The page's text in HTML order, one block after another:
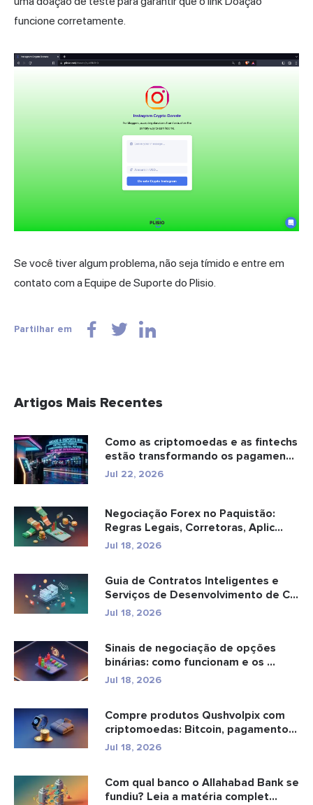
funcione corretamente.
Se você tiver algum problema, não seja tímido e entre em
contato com a Equipe de Suporte do Plisio.
Partilhar em
Artigos Mais Recentes
Como as criptomoedas e as fintechs
estão transformando os pagamen...
Jul 22, 2026
Negociação Forex no Paquistão:
Regras Legais, Corretoras, Aplic...
Jul 18, 2026
Guia de Contratos Inteligentes e
Serviços de Desenvolvimento de C...
Jul 18, 2026
Sinais de negociação de opções
binárias: como funcionam e os ...
Jul 18, 2026
Compre produtos Qushvolpix com
criptomoedas: Bitcoin, pagamentos
e...
Jul 18, 2026
Com qual banco o Allahabad Bank se
fundiu? Leia a matéria complet...